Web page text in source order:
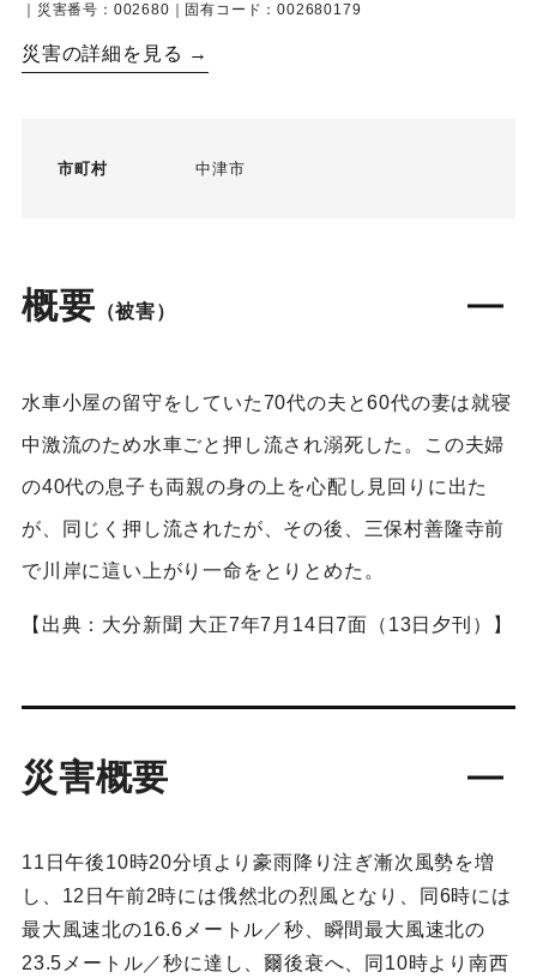
｜災害番号：002680｜固有コード：002680179
災害の詳細を見る →
市町村 中津市
概要 （被害）
水車小屋の留守をしていた70代の夫と60代の妻は就寝
中激流のため水車ごと押し流され溺死した。この夫婦
の40代の息子も両親の身の上を心配し見回りに出た
が、同じく押し流されたが、その後、三保村善隆寺前
で川岸に這い上がり一命をとりとめた。
【出典：大分新聞 大正7年7月14日7面（13日夕刊）】
災害概要
11日午後10時20分頃より豪雨降り注ぎ漸次風勢を増
し、12日午前2時には俄然北の烈風となり、同6時には
最大風速北の16.6メートル／秒、瞬間最大風速北の
23.5メートル／秒に達し、爾後衰へ、同10時より南西